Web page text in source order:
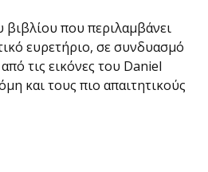
βιβλίου που περιλαμβάνει
ευρετήριο, σε συνδυασμό
τις εικόνες του Daniel
και τους πιο απαιτητικούς